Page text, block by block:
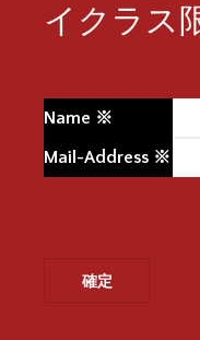
イクラ
Name ※
Mail-Address ※